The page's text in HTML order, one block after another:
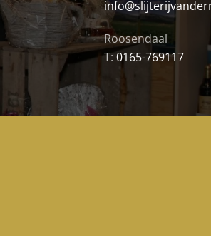
Roosendaal
T:0165-769117